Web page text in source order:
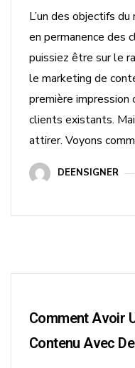
L’un des objectifs
en permanence des
puissiez être sur le
le marketing de
première impression
clients existants.
attirer. Voyons
DEENSIGNER
Comment Avoir
Contenu Avec